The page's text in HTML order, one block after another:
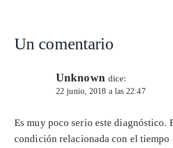
Un comentario
Unknown dice:
22 junio, 2018 a las 22:47
Es muy poco serio este diagnóstico.
condición relacionada con el tiempo